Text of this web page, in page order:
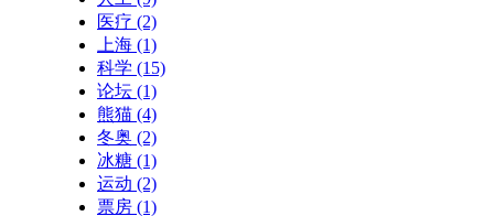
医疗 (2)
上海 (1)
科学 (15)
论坛 (1)
熊猫 (4)
冬奥 (2)
冰糖 (1)
运动 (2)
票房 (1)